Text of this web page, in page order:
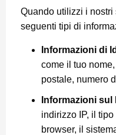
Quando utilizzi i
seguenti tipi di
Informazioni di
come il tuo
postale, numero
Informazioni
indirizzo IP, il
browser, il